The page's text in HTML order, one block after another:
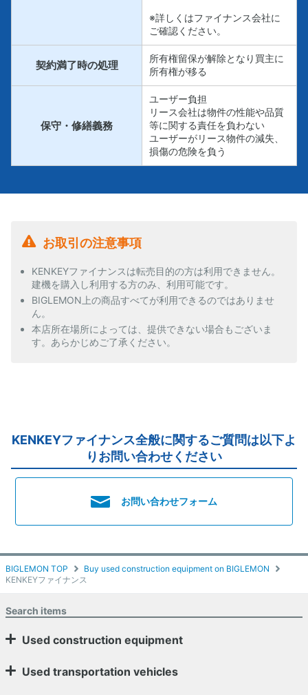
BIGLEMON TOP
Buy used construction equipment on BIGLEMON
KENKEYファイナンス
※詳しくはファイナンス会社に
ご確認ください。
契約満了時の処理
所有権留保が解除となり買主に
所有権が移る
保守・修繕義務
ユーザー負担
リース会社は物件の性能や品質
等に関する責任を負わない
ユーザーがリース物件の減失、
損傷の危険を負う
お取引の注意事項
KENKEYファイナンスは転売目的の方は利用できません。
建機を購入し利用する方のみ、利用可能です。
BIGLEMON上の商品すべてが利用できるのではありませ
ん。
本店所在場所によっては、提供できない場合もございま
す。あらかじめご了承ください。
KENKEYファイナンス全般に関するご質問は以下よ
りお問い合わせください
お問い合わせフォーム
Search items
Used construction equipment
Used transportation vehicles